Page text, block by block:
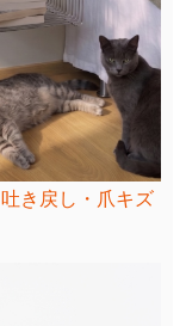
き戻し・爪キズ